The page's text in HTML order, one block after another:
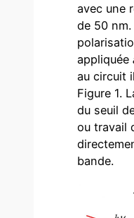
avec une
de 50
appliquée
au circuit
Figure 1.
du seuil
ou travail
bande.